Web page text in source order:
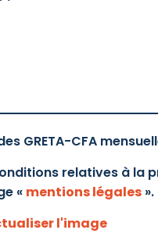
GRETA-CFA
relatives à la
« mentions légales ».